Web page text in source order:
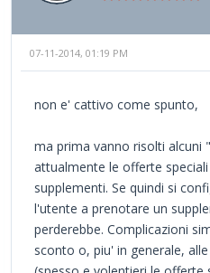
07-11-2014, 01:19 PM
non e' cattivo come spunto,
ma prima vanno risolti alcuni
attualmente le offerte
supplementi. Se quindi si
l'utente a prenotare un
perderebbe. Complicazioni
sconto o, piu' in generale,